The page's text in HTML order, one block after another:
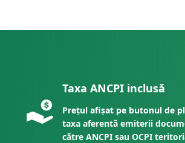
Taxa ANCPI inclusă
Prețul afișat pe butonul de
taxa aferentă emiterii
către ANCPI sau OCPI